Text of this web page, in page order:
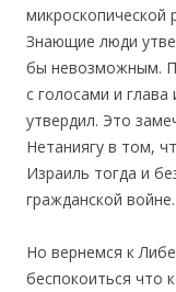
микроскопической
Знающие люди
бы невозможным.
с голосами и
утвердил. Это
Нетаниягу в том,
Израиль тогда и
гражданской войне.
Но вернемся к
беспокоиться что